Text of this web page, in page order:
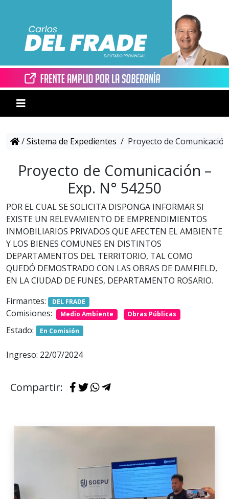
/Sistema de Expedientes / Proyecto de
Proyecto de Comunicación –
Exp. N° 54250
POR EL CUAL SE SOLICITA DISPONGA INFORMAR SI
EXISTE UN RELEVAMIENTO DE EMPRENDIMIENTOS
INMOBILIARIOS PRIVADOS QUE AFECTEN EL AMBIENTE
Y LOS BIENES COMUNES EN DISTINTOS
DEPARTAMENTOS DEL TERRITORIO, TAL COMO
QUEDÓ DEMOSTRADO CON LAS OBRAS DE DAMFIELD,
EN LA CIUDAD DE FUNES, DEPARTAMENTO ROSARIO.
Firmantes:
DEL FRADE
Comisiones: Medio Ambiente Obras Públicas
Estado: En Comisión
Ingreso: 22/07/2024
Compartir: